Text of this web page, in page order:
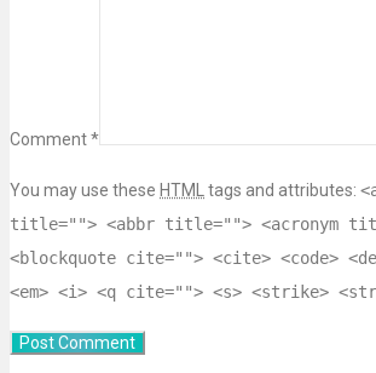
Comment *
You may use these HTML tags and attributes:
title=""> <abbr title=""> <acronym
<blockquote cite=""> <cite> <code>
<em> <i> <q cite=""> <s> <strike>